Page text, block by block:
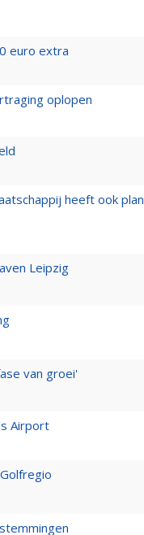
euro extra
oplopen
heeft ook plan
Leipzig
van groei'
Airport